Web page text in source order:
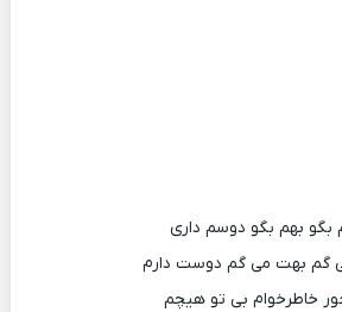
بگو بهم بگو دوسم داری
گم بهت می گم دوست دارم
خاطرخوام بی تو هیچم